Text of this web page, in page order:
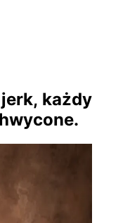
każdy